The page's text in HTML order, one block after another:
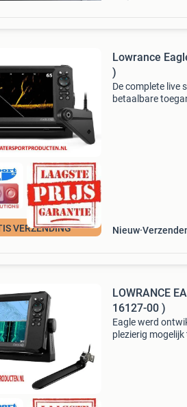
VERZENDING
Lowrance
)
De complete live
betaalbare
Nieuw
LOWRANCE
16127-00 )
Eagle werd
plezierig